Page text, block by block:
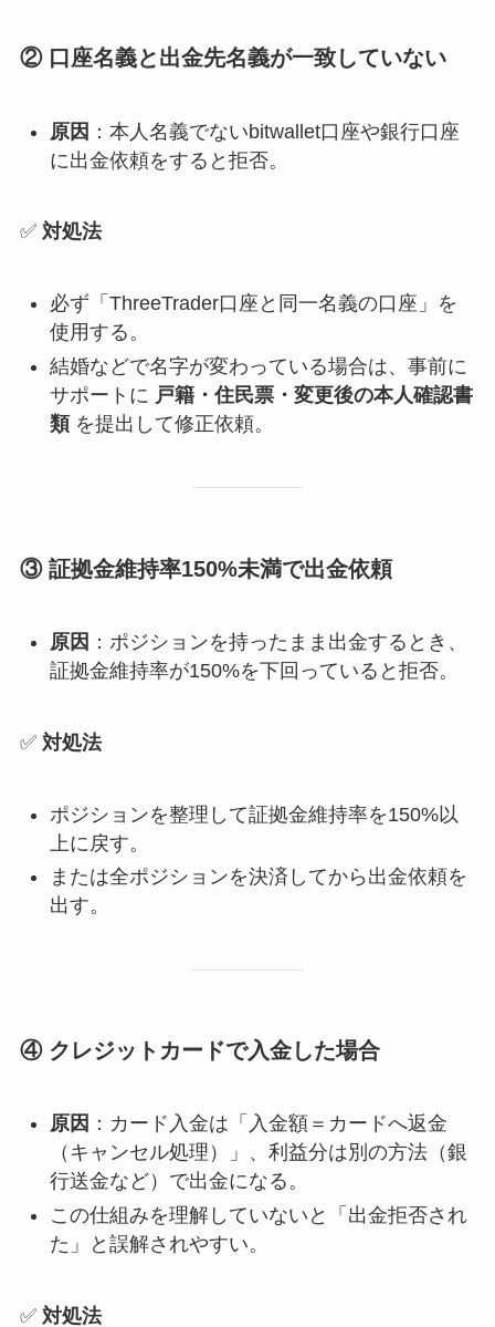
② 口座名義と出金先名義が一致していない
原因 ：本人名義でないbitwallet口座や銀行口座
に出金依頼をすると拒否。
✅ 対処法
必ず「ThreeTrader口座と同一名義の口座」を
使用する。
結婚などで名字が変わっている場合は、事前に
サポートに 戸籍・住民票・変更後の本人確認書
類を提出して修正依頼。
③ 証拠金維持率150%未満で出金依頼
原因 ：ポジションを持ったまま出金するとき、
証拠金維持率が150%を下回っていると拒否。
✅ 対処法
ポジションを整理して証拠金維持率を150%以
上に戻す。
または全ポジションを決済してから出金依頼を
出す。
④ クレジットカードで入金した場合
原因 ：カード入金は「入金額＝カードへ返金
（キャンセル処理）」、利益分は別の方法（銀
行送金など）で出金になる。
この仕組みを理解していないと「出金拒否され
た」と誤解されやすい。
✅ 対処法